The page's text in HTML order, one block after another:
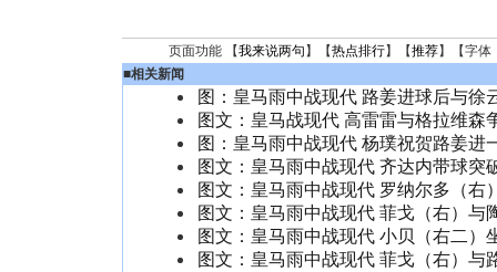
页面功能 【我来说两句 】【热点排行】【推荐】【字体
■相关新闻
图：皇马雨中战现代 路姜进球后与徐
图文：皇马战现代 高雷雷与格拉维森
图：皇马雨中战现代 杨璞祝贺路姜进
图文：皇马雨中战现代 齐达内带球突
图文：皇马雨中战现代 罗纳尔多（右
图文：皇马雨中战现代 菲戈（右）与
图文：皇马雨中战现代 小贝（右二）
图文：皇马雨中战现代 菲戈（右）与